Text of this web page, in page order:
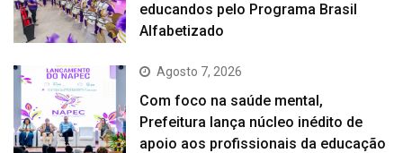
educandos pelo Programa Brasil
Alfabetizado
Agosto 7, 2026
Com foco na saúde mental,
Prefeitura lança núcleo inédito de
apoio aos profissionais da educação